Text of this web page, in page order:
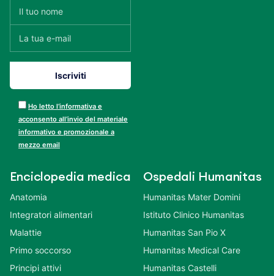
Ho letto l’informativa e
acconsento all’invio del materiale
informativo e promozionale a
mezzo email
Enciclopedia medica
Anatomia
Integratori alimentari
Malattie
Primo soccorso
Principi attivi
Ospedali Humanitas
Humanitas Mater Domini
Istituto Clinico Humanitas
Humanitas San Pio X
Humanitas Medical Care
Humanitas Castelli